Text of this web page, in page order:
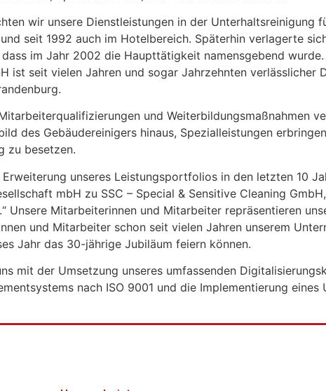
wir unsere Dienstleistungen in der Unterhaltsreinigung
seit 1992 auch im Hotelbereich. Späterhin verlagerte
im Jahr 2002 die Haupttätigkeit namensgebend
ist seit vielen Jahren und sogar Jahrzehnten
und Weiterbildungsmaßnahmen
des Gebäudereinigers hinaus, Spezialleistungen
zu besetzen.
unseres Leistungsportfolios in den letzten 10
mbH zu SSC – Special & Sensitive Cleaning
Unsere Mitarbeiterinnen und Mitarbeiter repräsentieren
und Mitarbeiter schon seit vielen Jahren unserem
Jahr das 30-jährige Jubiläum feiern können.
mit der Umsetzung unseres umfassenden
nach ISO 9001 und die Implementierung